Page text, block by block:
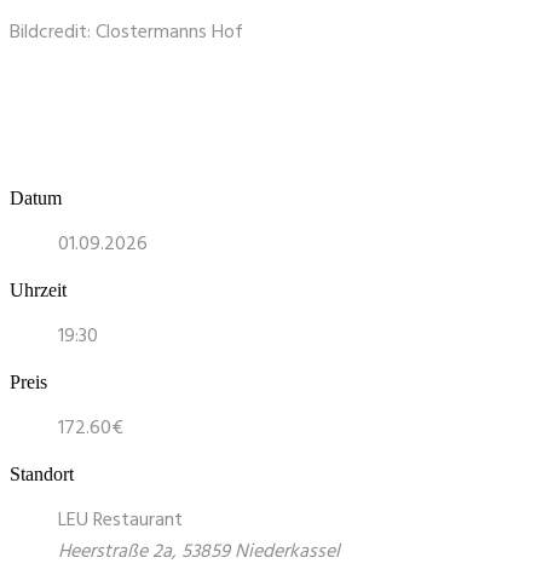
Bildcredit: Clostermanns Hof
Datum
01.09.2026
Uhrzeit
19:30
Preis
172.60€
Standort
LEU Restaurant
Heerstraße 2a, 53859 Niederkassel